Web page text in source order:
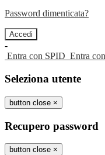
Password dimenticata?
-
Entra con SPID Entra
Seleziona utente
button close ×
Recupero password
button close ×